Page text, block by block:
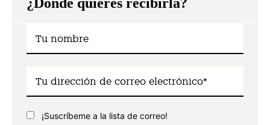
¡Suscríbeme a la lista de correo!